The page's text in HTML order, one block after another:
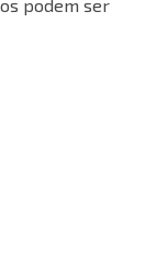
podem ser